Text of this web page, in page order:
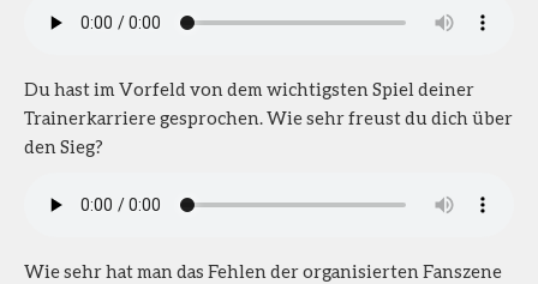
Du hast im Vorfeld von dem wichtigsten Spiel deiner
Trainerkarriere gesprochen. Wie sehr freust du dich über
den Sieg?
Wie sehr hat man das Fehlen der organisierten Fanszene